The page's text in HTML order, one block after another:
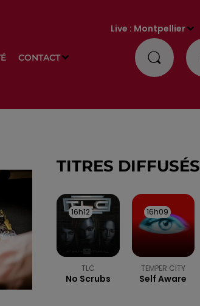
CONTACT
Live : Montpellier
TITRES DIFFUSÉS
16h12
16h12
TLC
No Scrubs
16h09
16h09
TEMPER CITY
Self Aware